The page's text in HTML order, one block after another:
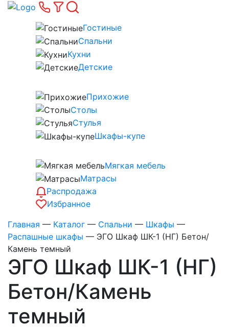
Гостиные
Спальни
Кухни
Детские
Прихожие
Столы
Стулья
Шкафы-купе
Мягкая мебель
Матрасы
Распродажа
Избранное
Главная — Каталог — Спальни — Шкафы —
Распашные шкафы — ЭГО Шкаф ШК-1 (НГ) Бетон/
Камень темный
ЭГО Шкаф ШК-1 (НГ)
Бетон/Камень
темный